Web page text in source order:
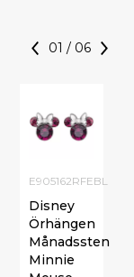
01 / 06
E905162RFEBL
Disney
Örhängen
Månadssten
Minnie